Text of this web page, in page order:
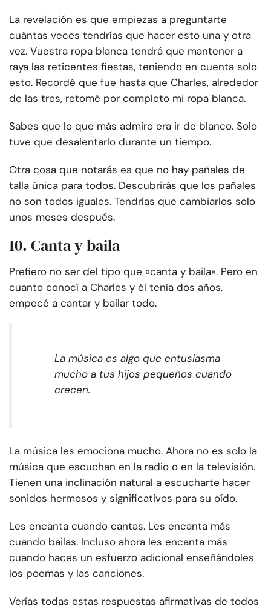
La revelación es que empiezas a preguntarte
cuántas veces tendrías que hacer esto una y otra
vez. Vuestra ropa blanca tendrá que mantener a
raya las reticentes fiestas, teniendo en cuenta solo
esto. Recordé que fue hasta que Charles, alrededor
de las tres, retomé por completo mi ropa blanca.
Sabes que lo que más admiro era ir de blanco. Solo
tuve que desalentarlo durante un tiempo.
Otra cosa que notarás es que no hay pañales de
talla única para todos. Descubrirás que los pañales
no son todos iguales. Tendrías que cambiarlos solo
unos meses después.
10. Canta y baila
Prefiero no ser del tipo que «canta y baila». Pero en
cuanto conocí a Charles y él tenía dos años,
empecé a cantar y bailar todo.
La música es algo que entusiasma
mucho a tus hijos pequeños cuando
crecen.
La música les emociona mucho. Ahora no es solo la
música que escuchan en la radio o en la televisión.
Tienen una inclinación natural a escucharte hacer
sonidos hermosos y significativos para su oído.
Les encanta cuando cantas. Les encanta más
cuando bailas. Incluso ahora les encanta más
cuando haces un esfuerzo adicional enseñándoles
los poemas y las canciones.
Verías todas estas respuestas afirmativas de todos